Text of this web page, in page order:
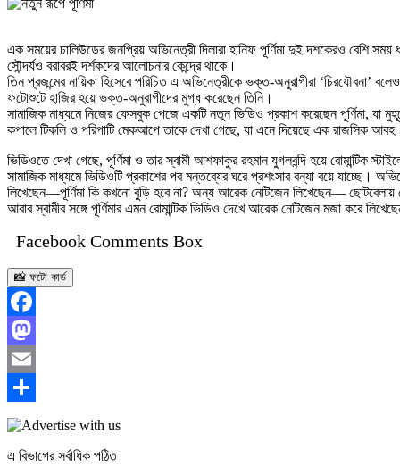
এক সময়ের ঢালিউডের জনপ্রিয় অভিনেত্রী দিলারা হানিফ পূর্ণিমা দুই দশকেরও বেশি
সৌন্দর্যও বরাবরই দর্শকদের আলোচনার কেন্দ্রে থাকে।
তিন প্রজন্মের নায়িকা হিসেবে পরিচিত এ অভিনেত্রীকে ভক্ত-অনুরাগীরা
ফটোশুটে হাজির হয়ে ভক্ত-অনুরাগীদের মুগ্ধ করেছেন তিনি।
সামাজিক মাধ্যমে নিজের ফেসবুক পেজে একটি নতুন ভিডিও প্রকাশ করেছেন পূর্ণিমা, যা
কপালে টিকলি ও পরিপাটি মেকআপে তাকে দেখা গেছে, যা এনে দিয়েছে এক রাজসিক আবহ।
ভিডিওতে দেখা গেছে, পূর্ণিমা ও তার স্বামী আশফাকুর রহমান যুগলবন্দি হয়ে রোমান্টিক
সামাজিক মাধ্যমে ভিডিওটি প্রকাশের পর মন্তব্যের ঘরে প্রশংসার বন্যা বয়ে যাচ্ছে।
লিখেছেন—পূর্ণিমা কি কখনো বুড়ি হবে না? অন্য আরেক নেটিজেন লিখেছেন—
আবার স্বামীর সঙ্গে পূর্ণিমার এমন রোমান্টিক ভিডিও দেখে আরেক নেটিজেন মজা করে
Facebook Comments Box
📸 ফটো কার্ড
Facebook
Mastodon
Email
Share
এ বিভাগের সর্বাধিক পঠিত